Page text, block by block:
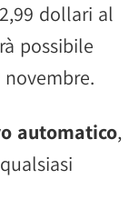
dollari al
possibile
automatico,